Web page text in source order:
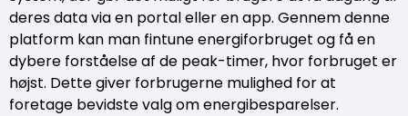
deres data via en portal eller en app. Gennem denne
platform kan man fintune energiforbruget og få en
dybere forståelse af de peak-timer, hvor forbruget er
højst. Dette giver forbrugerne mulighed for at
foretage bevidste valg om energibesparelser.